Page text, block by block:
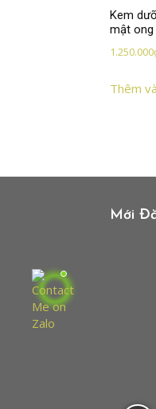
Kem
mật ong
1.250.000
Thêm
Mới